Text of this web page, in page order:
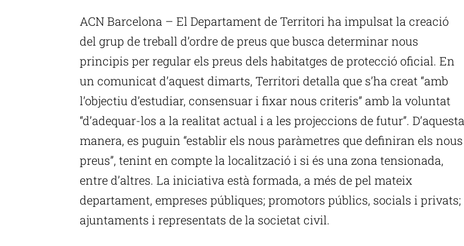
ACN Barcelona – El Departament de Territori ha impulsat la creació
del grup de treball d’ordre de preus que busca determinar nous
principis per regular els preus dels habitatges de protecció oficial. En
un comunicat d’aquest dimarts, Territori detalla que s’ha creat “amb
l’objectiu d’estudiar, consensuar i fixar nous criteris” amb la voluntat
“d’adequar-los a la realitat actual i a les projeccions de futur”. D’aquesta
manera, es puguin “establir els nous paràmetres que definiran els nous
preus”, tenint en compte la localització i si és una zona tensionada,
entre d’altres. La iniciativa està formada, a més de pel mateix
departament, empreses públiques; promotors públics, socials i privats;
ajuntaments i representats de la societat civil.